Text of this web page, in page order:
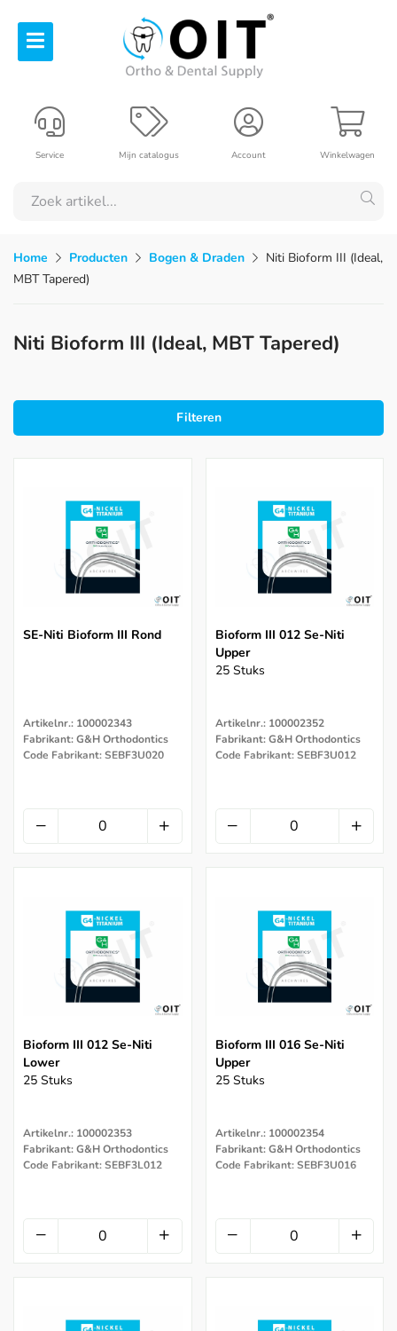
Winkelwagen
Account
Mijn catalogus
Service
Home Producten Bogen & Draden
Niti Bioform III (Ideal,
MBT Tapered)
Niti Bioform III (Ideal, MBT Tapered)
Filteren
SE-Niti Bioform III Rond
Artikelnr.: 100002343
Fabrikant: G&H Orthodontics
Code Fabrikant: SEBF3U020
Bioform III 012 Se-Niti
Upper
25 Stuks
Artikelnr.: 100002352
Fabrikant: G&H Orthodontics
Code Fabrikant: SEBF3U012
Bioform III 012 Se-Niti
Lower
25 Stuks
Artikelnr.: 100002353
Fabrikant: G&H Orthodontics
Code Fabrikant: SEBF3L012
Bioform III 016 Se-Niti
Upper
25 Stuks
Artikelnr.: 100002354
Fabrikant: G&H Orthodontics
Code Fabrikant: SEBF3U016